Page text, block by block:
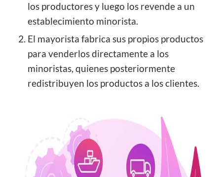
los productores y luego los revende a un
establecimiento minorista.
El mayorista fabrica sus propios productos
para venderlos directamente a los
minoristas, quienes posteriormente
redistribuyen los productos a los clientes.